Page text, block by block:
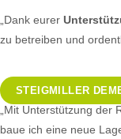
„Dank eurer
zu betreiben und
STEIGMILLER
„Mit Unterstützung der
baue ich eine neue